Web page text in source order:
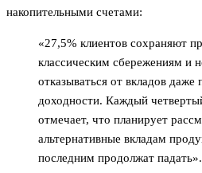
накопительными счетами:
«27,5% клиентов сохраняют
классическим сбережениям и
отказываться от вкладов
доходности. Каждый
отмечает, что планирует
альтернативные вкладам
последним продолжат падать».